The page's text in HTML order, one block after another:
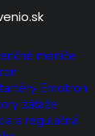
meniče
Emotron
záťaže
a regulačná